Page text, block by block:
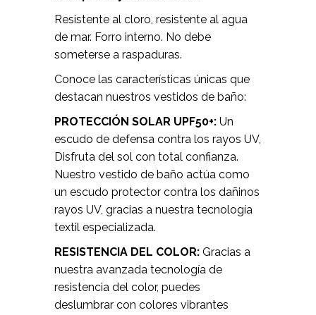
Resistente al cloro, resistente al agua
de mar. Forro interno. No debe
someterse a raspaduras.
Conoce las características únicas que
destacan nuestros vestidos de baño:
PROTECCIÓN SOLAR UPF50+: Un
escudo de defensa contra los rayos UV,
Disfruta del sol con total confianza.
Nuestro vestido de baño actúa como
un escudo protector contra los dañinos
rayos UV, gracias a nuestra tecnología
textil especializada.
RESISTENCIA DEL COLOR: Gracias a
nuestra avanzada tecnología de
resistencia del color, puedes
deslumbrar con colores vibrantes